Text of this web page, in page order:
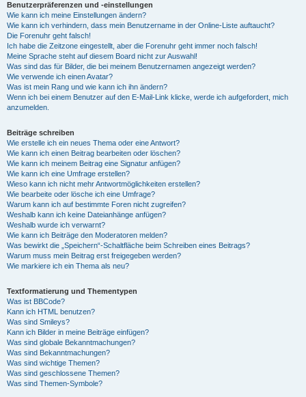
Benutzerpräferenzen und -einstellungen
Wie kann ich meine Einstellungen ändern?
Wie kann ich verhindern, dass mein Benutzername in der Online-Liste auftaucht?
Die Forenuhr geht falsch!
Ich habe die Zeitzone eingestellt, aber die Forenuhr geht immer noch falsch!
Meine Sprache steht auf diesem Board nicht zur Auswahl!
Was sind das für Bilder, die bei meinem Benutzernamen angezeigt werden?
Wie verwende ich einen Avatar?
Was ist mein Rang und wie kann ich ihn ändern?
Wenn ich bei einem Benutzer auf den E-Mail-Link klicke, werde ich aufgefordert, mich
anzumelden.
Beiträge schreiben
Wie erstelle ich ein neues Thema oder eine Antwort?
Wie kann ich einen Beitrag bearbeiten oder löschen?
Wie kann ich meinem Beitrag eine Signatur anfügen?
Wie kann ich eine Umfrage erstellen?
Wieso kann ich nicht mehr Antwortmöglichkeiten erstellen?
Wie bearbeite oder lösche ich eine Umfrage?
Warum kann ich auf bestimmte Foren nicht zugreifen?
Weshalb kann ich keine Dateianhänge anfügen?
Weshalb wurde ich verwarnt?
Wie kann ich Beiträge den Moderatoren melden?
Was bewirkt die „Speichern“-Schaltfläche beim Schreiben eines Beitrags?
Warum muss mein Beitrag erst freigegeben werden?
Wie markiere ich ein Thema als neu?
Textformatierung und Thementypen
Was ist BBCode?
Kann ich HTML benutzen?
Was sind Smileys?
Kann ich Bilder in meine Beiträge einfügen?
Was sind globale Bekanntmachungen?
Was sind Bekanntmachungen?
Was sind wichtige Themen?
Was sind geschlossene Themen?
Was sind Themen-Symbole?